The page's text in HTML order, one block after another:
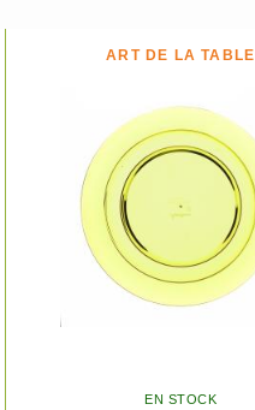
ART DE LA TABLE
EN STOCK